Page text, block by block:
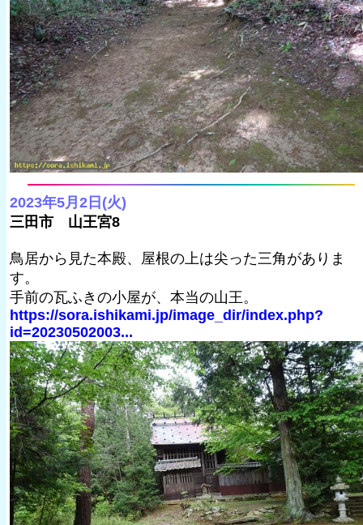
2023年5月2日(火)
三田市 山王宮8
鳥居から見た本殿、屋根の上は尖った三角がありま
す。
手前の瓦ふきの小屋が、本当の山王。
https://sora.ishikami.jp/image_dir/index.php?
id=20230502003...